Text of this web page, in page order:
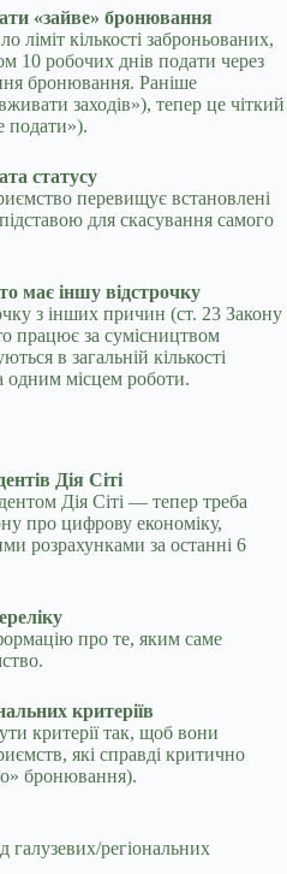
«зайве» бронювання
кількості заброньованих,
10 робочих днів подати через
бронювання. Раніше
заходів»), тепер це чіткий
подати»).
статусу
перевищує встановлені
для скасування самого
має іншу відстрочку
з інших причин (ст. 23 Закону
працює за сумісництвом
в загальній кількості
одним місцем роботи.
Дія Сіті
Дія Сіті — тепер треба
про цифрову економіку,
розрахунками за останні 6
про те, яким саме
критеріїв
критерії так, щоб вони
які справді критично
бронювання).
галузевих/регіональних